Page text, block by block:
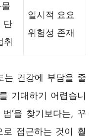
단
취
일시적 요요
위험성 존재
는 건강에 부담을 줄
기대하기 어렵습니
’을 찾기보다는, 꾸
로 접근하는 것이 훨